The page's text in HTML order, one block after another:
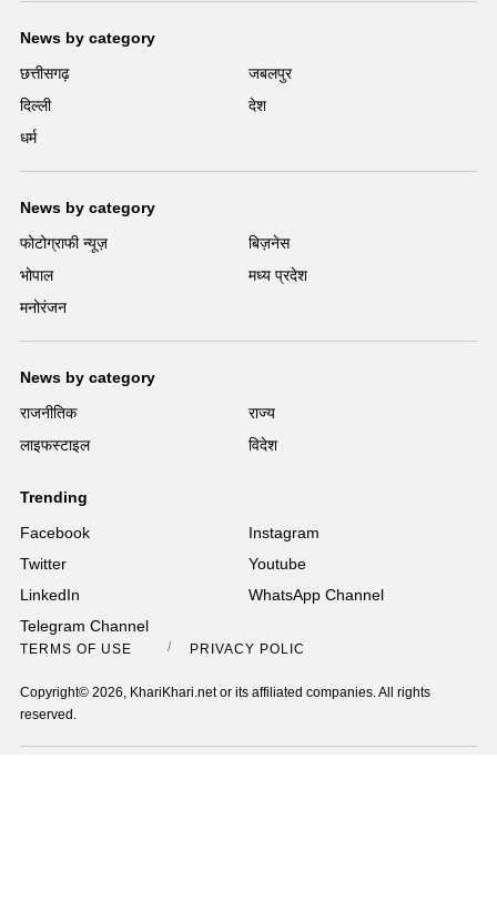
News by category
छत्तीसगढ़
जबलपुर
दिल्ली
देश
धर्म
News by category
फोटोग्राफी न्यूज़
बिज़नेस
भोपाल
मध्य प्रदेश
मनोरंजन
News by category
राजनीतिक
राज्य
लाइफस्टाइल
विदेश
Trending
Facebook
Instagram
Twitter
Youtube
LinkedIn
WhatsApp Channel
Telegram Channel
TERMS OF USE PRIVACY POLICY
Copyright© 2026, KhariKhari.net or its affiliated companies. All rights
reserved.